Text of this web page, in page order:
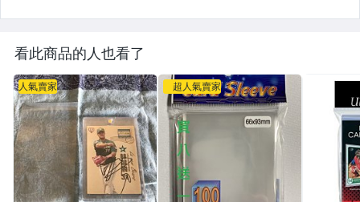
看此商品的人也看了
人氣賣家 超人氣賣家